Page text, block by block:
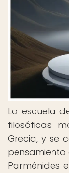
La escuela
filosóficas
Grecia, y se
pensamiento
Parménides